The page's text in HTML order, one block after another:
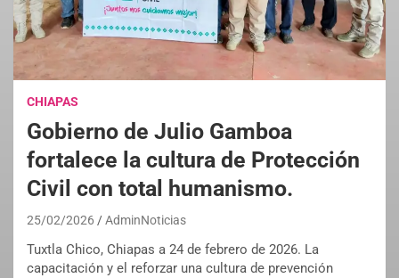
CHIAPAS
Gobierno de Julio Gamboa
fortalece la cultura de Protección
Civil con total humanismo.
25/02/2026 AdminNoticias
Tuxtla Chico, Chiapas a 24 de febrero de 2026. La
capacitación y el reforzar una cultura de prevención